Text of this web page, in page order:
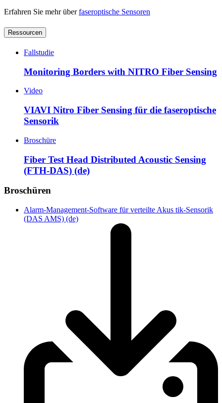
Erfahren Sie mehr überfaseroptische Sensoren
Ressourcen
Fallstudie
Monitoring Borders with NITRO Fiber Sensing
Video
VIAVI Nitro Fiber Sensing für die faseroptische
Sensorik
Broschüre
Fiber Test Head Distributed Acoustic Sensing
(FTH-DAS) (de)
Broschüren
Alarm-Management-Software für verteilte Akus tik-Sensorik
(DAS AMS) (de)